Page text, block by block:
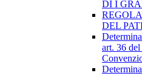
DI I
DEL
art. 36